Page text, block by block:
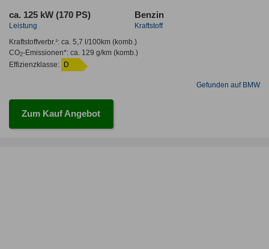
ca. 125 kW (170 PS)
Leistung
Benzin
Kraftstoff
Kraftstoffverbr.¹: ca. 5,7 l/100km(komb.)
CO2-Emissionen*: ca. 129 g/km(komb.)
Effizienzklasse: D
Gefunden auf BMW
Zum Kauf Angebot